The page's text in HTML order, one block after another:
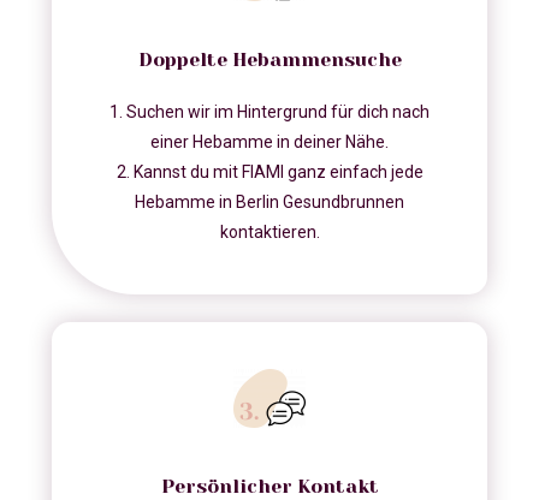
Doppelte Hebammensuche
1. Suchen wir im Hintergrund für dich nach
einer Hebamme in deiner Nähe.
2. Kannst du mit FIAMI ganz einfach jede
Hebamme in Berlin Gesundbrunnen
kontaktieren.
Persönlicher Kontakt